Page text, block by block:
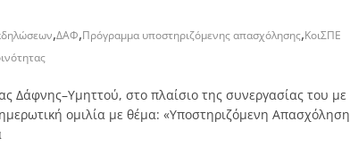
,ΔΑΦ,Πρόγραμμα υποστηριζόμενης απασχόλησης,ΚοιΣΠΕ
Δάφνης–Υμηττού, στο πλαίσιο της συνεργασίας του με
ομιλία με θέμα: «Υποστηριζόμενη Απασχόληση